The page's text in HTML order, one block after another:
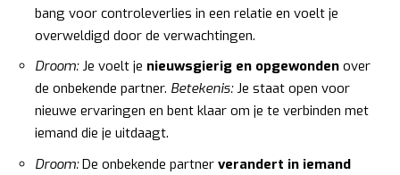
bang voor controleverlies in een relatie en voelt je
overweldigd door de verwachtingen.
Droom:Je voelt je nieuwsgierig en opgewonden over
de onbekende partner. Betekenis:Je staat open voor
nieuwe ervaringen en bent klaar om je te verbinden met
iemand die je uitdaagt.
Droom:De onbekende partner verandert in iemand